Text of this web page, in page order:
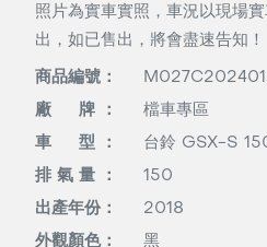
照片為實車實照，車況以現場
出，如已售出，將會盡速告知！
商品編號：
廠 牌 ： 檔車專區
車 型 ： 台鈴 GSX-S
排 氣 量 ： 150
出產年份： 2018
外觀顏色： 黑